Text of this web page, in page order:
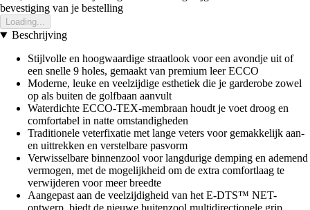
bevestiging van je bestelling
Loading...
Beschrijving
Stijlvolle en hoogwaardige straatlook voor een avondje uit of
een snelle 9 holes, gemaakt van premium leer ECCO
Moderne, leuke en veelzijdige esthetiek die je garderobe zowel
op als buiten de golfbaan aanvult
Waterdichte ECCO-TEX-membraan houdt je voet droog en
comfortabel in natte omstandigheden
Traditionele veterfixatie met lange veters voor gemakkelijk aan-
en uittrekken en verstelbare pasvorm
Verwisselbare binnenzool voor langdurige demping en ademend
vermogen, met de mogelijkheid om de extra comfortlaag te
verwijderen voor meer breedte
Aangepast aan de veelzijdigheid van het E-DTS™ NET-